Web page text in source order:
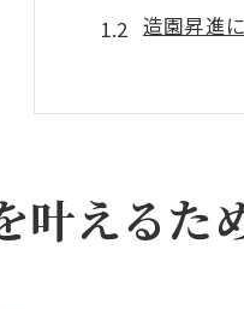
造園昇進
現場経験
造園で昇
造園経験を活
現場経験
叶えるた